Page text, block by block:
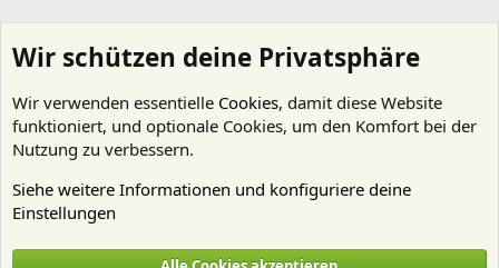
Wir schützen deine Privatsphäre
Wir verwenden essentielle Cookies, damit diese Website
funktioniert, und optionale Cookies, um den Komfort bei der
Nutzung zu verbessern.
Siehe weitere Informationen und konfiguriere deine
Einstellungen